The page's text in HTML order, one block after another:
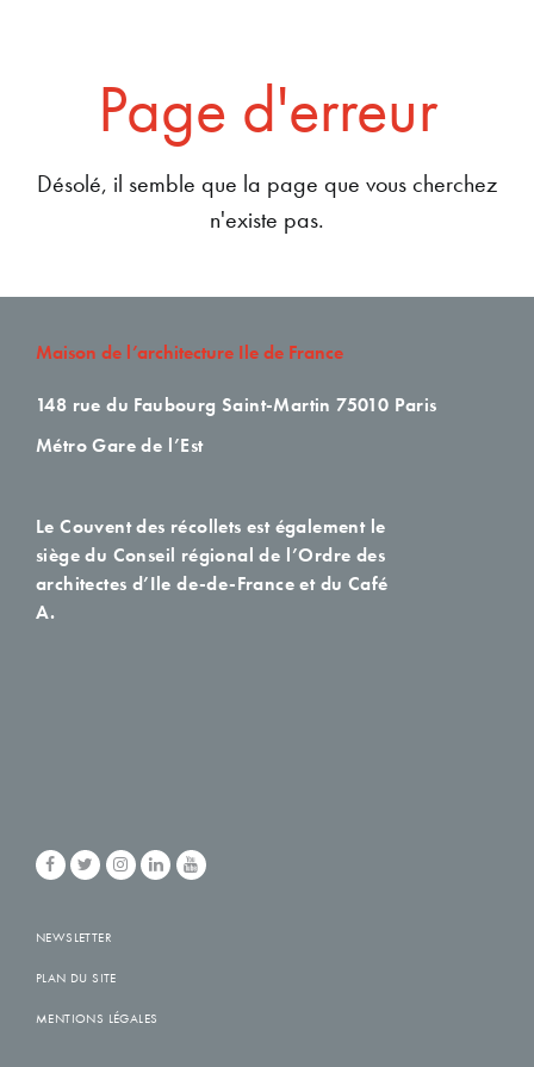
Page d'erreur
Désolé, il semble que la page que vous cherchez
n'existe pas.
Maison de l’architecture Ile de France
148 rue du Faubourg Saint-Martin 75010 Paris
Métro Gare de l’Est
Le Couvent des récollets est également le
siège du Conseil régional de l’Ordre des
architectes d’Ile de-de-France et du Café
A.
NEWSLETTER
PLAN DU SITE
MENTIONS LÉGALES